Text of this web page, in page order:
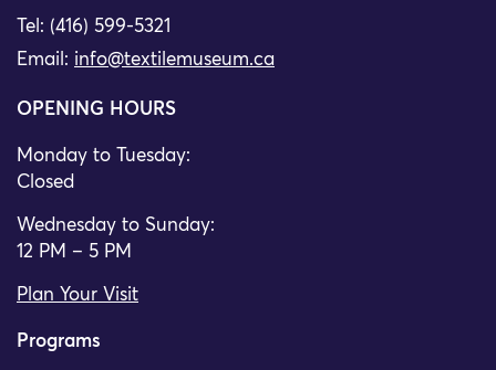
Tel: (416) 599-5321
Email: info@textilemuseum.ca
OPENING HOURS
Monday to Tuesday:
Closed
Wednesday to Sunday:
12 PM – 5 PM
Plan Your Visit
Programs